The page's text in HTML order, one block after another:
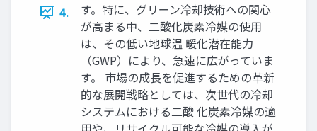
4.
す。特に、グリーン冷却技術への関心
が高まる中、二酸化炭素冷媒の使用
は、その低い地球温 暖化潜在能力
（GWP）により、急速に広がっていま
す。 市場の成長を促進するための革新
的な展開戦略としては、次世代の冷却
システムにおける二酸 化炭素冷媒の適